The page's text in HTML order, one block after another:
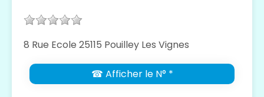
8 Rue Ecole 25115 Pouilley Les Vignes
☎ Afficher le N° *